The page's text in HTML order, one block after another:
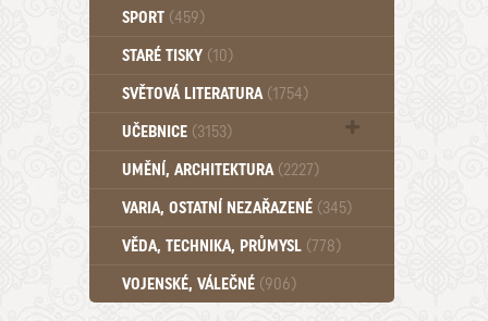
Pedagogika (191)
Psychologie a osobní rozvoj (760)
SPORT (459)
STARÉ TISKY (10)
SVĚTOVÁ LITERATURA (1754)
UČEBNICE (3153)
Učebnice - Jazykové (1297)
Učebnice - VŠ (259)
Učebnice - ZŠ (556)
Učebnice - Ostatní (499)
UMĚNÍ, ARCHITEKTURA (2227)
VARIA, OSTATNÍ NEZAŘAZENÉ (345)
VĚDA, TECHNIKA, PRŮMYSL (778)
VOJENSKÉ, VÁLEČNÉ (906)